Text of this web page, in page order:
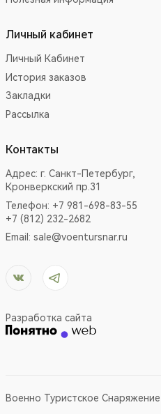
Личный кабинет
Личный Кабинет
История заказов
Закладки
Рассылка
Контакты
Адрес: г. Санкт-Петербург,
Кронверкский пр.31
Телефон: +7 981-698-83-55
+7 (812) 232-2682
Email: sale@voentursnar.ru
Разработка сайта
Военно Туристское